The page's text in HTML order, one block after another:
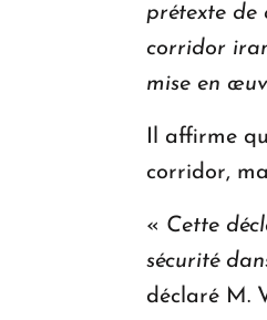
prétexte de
corridor
mise en
Il affirme
corridor,
« Cette
sécurité
déclaré M.